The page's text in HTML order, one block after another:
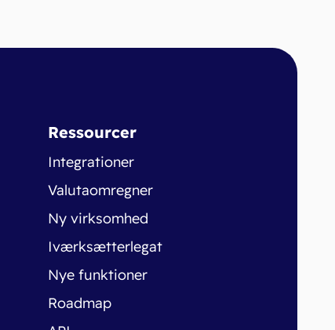
Ressourcer
Integrationer
Valutaomregner
Ny virksomhed
Iværksætterlegat
Nye funktioner
Roadmap